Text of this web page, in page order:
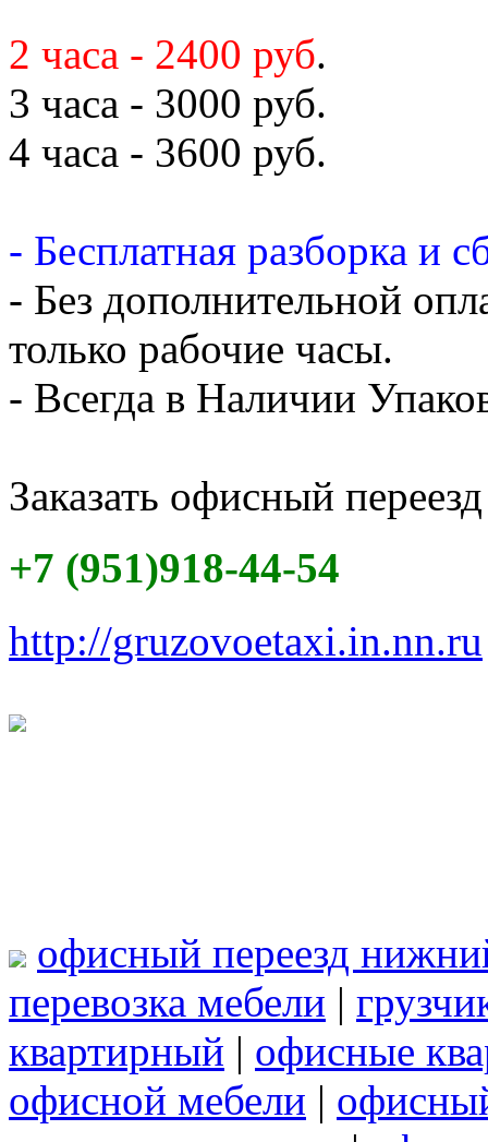
2 часа - 2400 руб.
3 часа - 3000 руб.
4 часа - 3600 руб.
- Бесплатная разборка и
- Без дополнительной
только рабочие часы.
- Всегда в Наличии
Заказать офисный
+7 (951)918-44-54
http://gruzovoetaxi.in.nn.ru
офисный переезд
перевозка мебели |
квартирный | офисные
офисной мебели |